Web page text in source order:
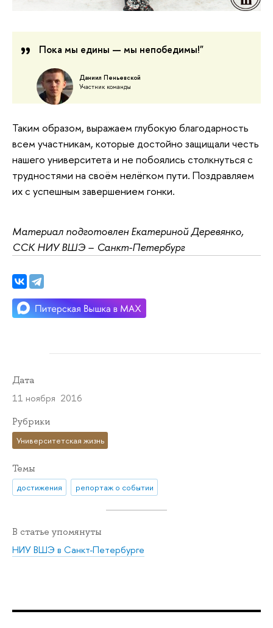
Пока мы едины — мы непобедимы!"
Даниил Пеньевской
Участник команды
Таким образом, выражаем глубокую благодарность
всем участникам, которые достойно защищали честь
нашего университета и не побоялись столкнуться с
трудностями на своём нелёгком пути. Поздравляем
их с успешным завершением гонки.
Материал подготовлен Екатериной Деревянко,
ССК НИУ ВШЭ – Санкт-Петербург
Дата
11 ноября 2016
Рубрики
Университетская жизнь
Темы
достижения репортаж о событии
В статье упомянуты
НИУ ВШЭ в Санкт-Петербурге